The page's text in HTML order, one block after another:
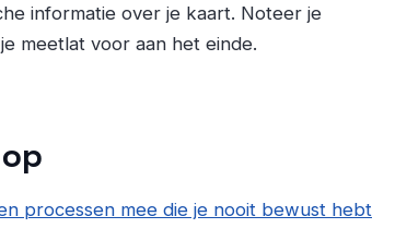
informatie over je kaart. Noteer je
meetlat voor aan het einde.
processen mee die je nooit bewust hebt